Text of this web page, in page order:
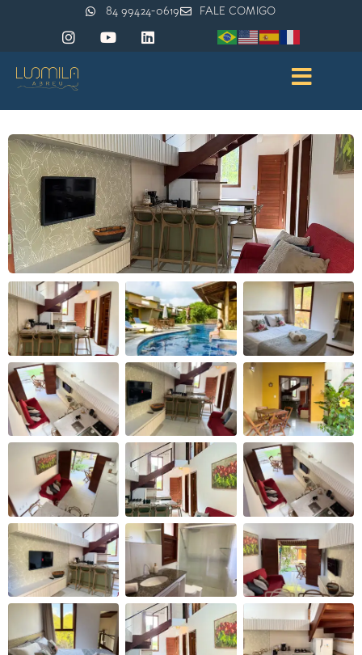
84 99424-0619 FALE COMIGO